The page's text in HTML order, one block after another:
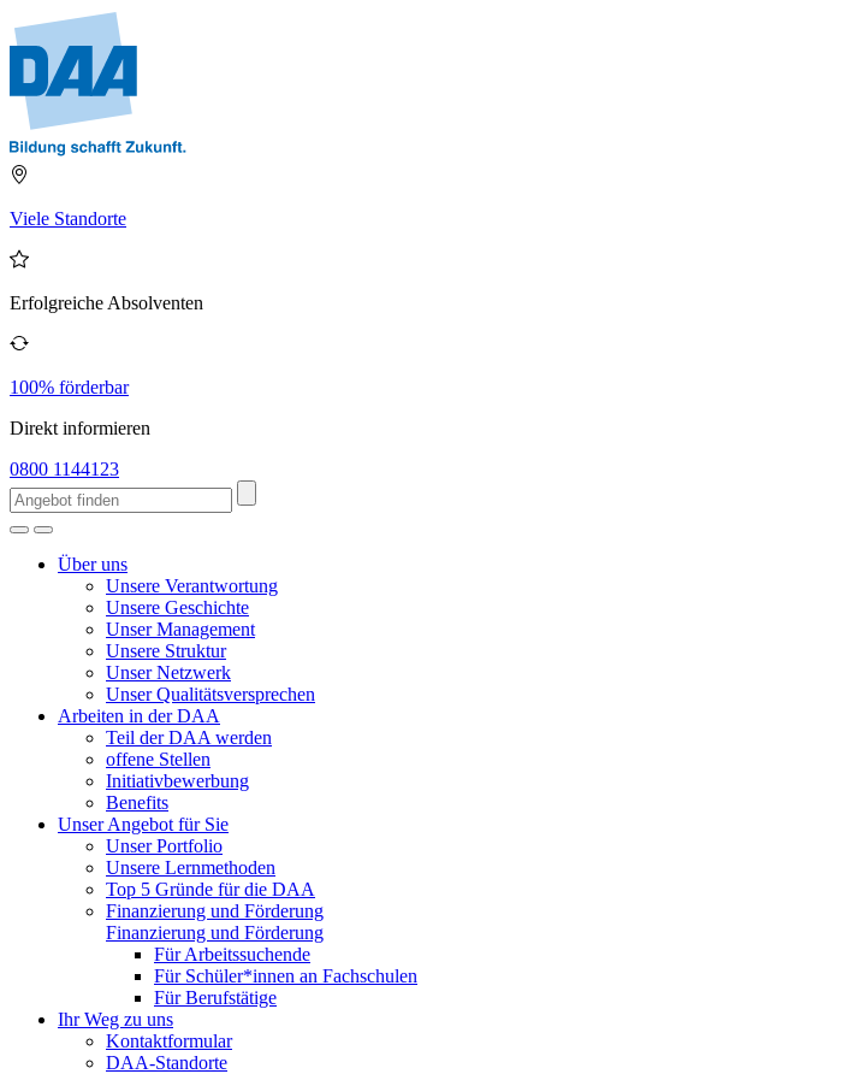
Viele Standorte
Erfolgreiche Absolventen
100% förderbar
Direkt informieren
0800 1144123
Über uns
Unsere Verantwortung
Unsere Geschichte
Unser Management
Unsere Struktur
Unser Netzwerk
Unser Qualitätsversprechen
Arbeiten in der DAA
Teil der DAA werden
offene Stellen
Initiativbewerbung
Benefits
Unser Angebot für Sie
Unser Portfolio
Unsere Lernmethoden
Top 5 Gründe für die DAA
Finanzierung und Förderung
Finanzierung und Förderung
Für Arbeitssuchende
Für Schüler*innen an Fachschulen
Für Berufstätige
Ihr Weg zu uns
Kontaktformular
DAA-Standorte